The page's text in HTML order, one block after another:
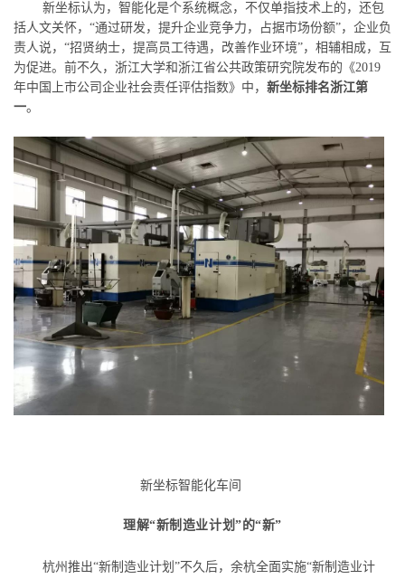
新坐标认为，智能化是个系统概念，不仅单指技术上的，还包
括人文关怀， “通过研发，提升企业竞争力，占据市场份额”，企业负
责人说， “招贤纳士，提高员工待遇，改善作业环境”，相辅相成，互
为促进。前不久，浙江大学和浙江省公共政策研究院发布的《2019
年中国上市公司企业社会责任评估指数》中， 新坐标排名浙江第
一。
新坐标智能化车间
理解“新制造业计划”的“新”
杭州推出“新制造业计划 ”不久后，余杭全面实施“新制造业计